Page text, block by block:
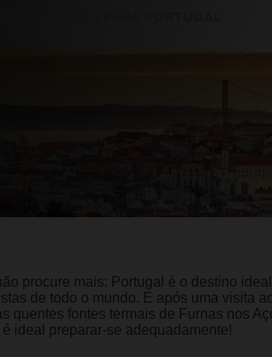
procure mais: Portugal é o destino
de todo o mundo. E após uma visita
quentes fontes termais de Furnas nos
ideal preparar-se adequadamente!